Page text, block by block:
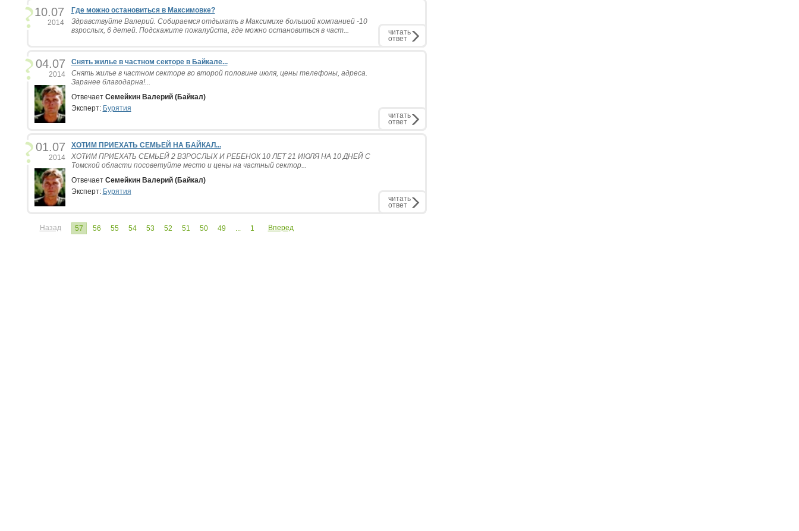
10.07
2014
Где можно остановиться в Максимовке?
Здравствуйте Валерий. Собираемся отдыхать в Максимихе большой компанией -10
взрослых, 6 детей. Подскажите пожалуйста, где можно остановиться в част...
читать
ответ
04.07
2014
Снять жилье в частном секторе в Байкале...
Снять жилье в частном секторе во второй половине июля, цены телефоны, адреса.
Заранее благодарна!...
Отвечает Семейкин Валерий (Байкал)
Эксперт: Бурятия
читать
ответ
01.07
2014
ХОТИМ ПРИЕХАТЬ СЕМЬЕЙ НА БАЙКАЛ...
ХОТИМ ПРИЕХАТЬ СЕМЬЕЙ 2 ВЗРОСЛЫХ И РЕБЕНОК 10 ЛЕТ 21 ИЮЛЯ НА 10 ДНЕЙ С
Томской области посоветуйте место и цены на частный сектор...
Отвечает Семейкин Валерий (Байкал)
Эксперт: Бурятия
читать
ответ
Назад 57 56 55 54 53 52 51 50 49 ... 1 Вперед